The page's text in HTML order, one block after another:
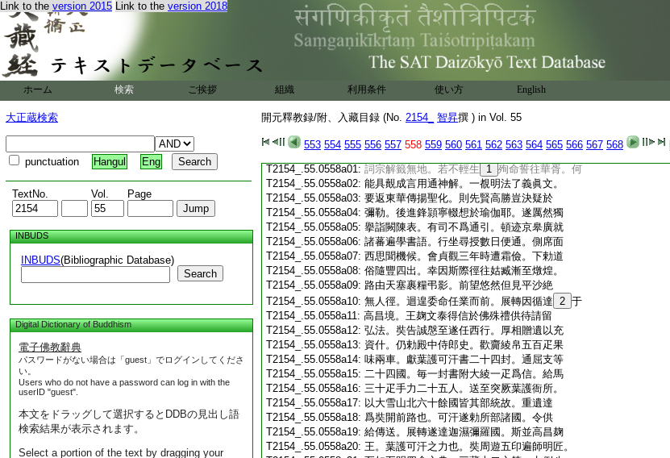
Link to the version 2015 Link to the version 2018
ホーム 検索 ご挨拶 組織 利用条件 使い方 English
大正蔵検索
punctuation Hangul Eng
TextNo. Vol. Page
INBUDS
INBUDS(Bibliographic Database)
Search
Digital Dictionary of Buddhism
電子佛教辭典
パスワードがない場合は「guest」でログインしてくださ
い。
Users who do not have a password can log in with the
userID "guest".
本文をドラッグして選択するとDDBの見出し語
検索結果が表示されます。
Select a portion of the text by dragging your
開元釋教録/附、入藏目録 (No. 2154_ 智昇撰 ) in Vol. 55
553 554 555 556 557 558 559 560 561 562 563 564 565 566 567 568
T2154_.55.0557c19:學倶舍論。皆一遍而盡其旨經目而記於心。
T2154_.55.0557c20:雖宿學耆年不能出也。至於鉤深致遠開微
T2154_.55.0557c21:發伏衆所不至。獨悟於幽奧者固非一義焉。
T2154_.55.0557c22:時長安有常辯二法師。爲上京法匠。奘又諮
禀。然其所有深致亦一拾斯盡。二徳並深嗟
賞。乃謂奘曰。汝可謂釋門千里之駒。其再
T2154_.55.0557c25:明慧日當在爾躬。恨吾輩老朽恐不見也。自
T2154_.55.0557c26:
是學徒改觀譽滿京邑。僕射宋公
T2154_.55.0557c27:脱頴奏住莊嚴。然非本志情栖物表。乃又惟
T2154_.55.0557c28: 曰。余周流呉蜀爰逮趙魏末及周秦。預有講
T2154_.55.0557c29: 筵率皆登踐已布之言。今雖蘊胸襟未吐之
T2154_.55.0558a01: 詞宗解籤無地。若不輕生 1 殉命誓往華胥。何
T2154_.55.0558a02: 能具覿成言用通神解。一覩明法了義眞文。
T2154_.55.0558a03: 要返東華傳揚聖化。則先賢高勝豈決疑於
T2154_.55.0558a04: 彌勒。後進鋒頴寧輟想於瑜伽耶。遂厲然獨
T2154_.55.0558a05: 擧詣闕陳表。有司不爲通引。頓迹京皋廣就
T2154_.55.0558a06: 諸蕃遍學書語。行坐尋授數日便通。側席面
T2154_.55.0558a07: 西思聞機候。會貞觀三年時遭霜儉。下勅道
T2154_.55.0558a08: 俗隨豐四出。幸因斯際徑往姑臧漸至燉煌。
T2154_.55.0558a09: 路由天塞裹糧弔影。前望悠然但見平沙絶
T2154_.55.0558a10: 無人徑。迴遑委命任業而前。展轉因循達 2 于
T2154_.55.0558a11: 高昌境。王麹文泰得信於佛殊禮供待請留
T2154_.55.0558a12: 弘法。奘告誠慇至遂任西行。厚相贈遺以充
T2154_.55.0558a13: 資什。仍勅殿中侍郎史。歡齎綾帛五百疋果
T2154_.55.0558a14: 味兩車。獻葉護可汗書二十四封。通屈支等
T2154_.55.0558a15: 二十四國。毎一封書附大綾一疋爲信。給馬
T2154_.55.0558a16: 三十疋手力二十五人。送至突厥葉護衙所。
T2154_.55.0558a17: 以大雪山北六十餘國皆其部統故。重遺達
T2154_.55.0558a18: 爲奘開前路也。可汗遂勅所部諸國。令供
T2154_.55.0558a19: 給傳送。展轉遂達迦濕彌羅國。斯並高昌麹
T2154_.55.0558a20: 王。葉護可汗之力也。奘周遊五印遍師明匠。